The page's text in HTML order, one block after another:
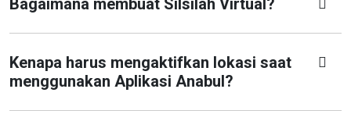
Bagaimana membuat Silsilah Virtual?
Kenapa harus mengaktifkan lokasi saat
menggunakan Aplikasi Anabul?